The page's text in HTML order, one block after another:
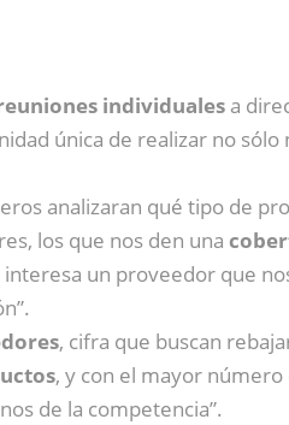
individuales a
única de realizar no sólo
analizaran qué tipo de
los que nos den una
un proveedor que
, cifra que buscan
, y con el mayor
de la competencia”.